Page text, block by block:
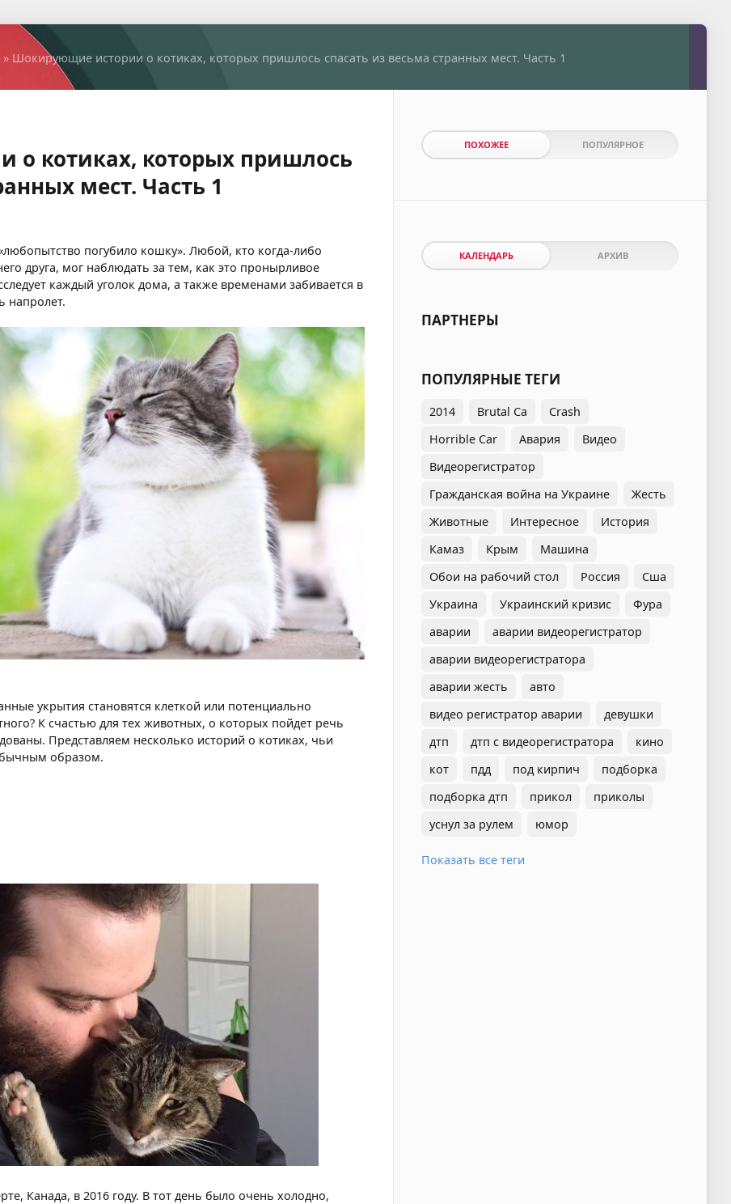
» Шокирующие истории о котиках, которых пришлось спасать из весьма странных мест. Часть 1
котиках, которых пришлось
мест. Часть 1
погубило кошку». Любой, кто когда-либо
друга, мог наблюдать за тем, как это пронырливое
каждый уголок дома, а также временами забивается в
напролет.
укрытия становятся клеткой или потенциально
К счастью для тех животных, о которых пойдет речь
Представляем несколько историй о котиках, чьи
образом.
Канада, в 2016 году. В тот день было очень холодно,
ПОХОЖЕЕ ПОПУЛЯРНОЕ
КАЛЕНДАРЬ АРХИВ
ПАРТНЕРЫ
ПОПУЛЯРНЫЕ ТЕГИ
2014 Brutal Ca
Crash
Horrible Car
Авария
Видео
Видеорегистратор
Гражданская война на Украине
Жесть
Животные
Интересное
История
Камаз
Крым
Машина
Обои на рабочий стол
Россия
Сша
Украина
Украинский кризис
Фура
аварии
аварии видеорегистратор
аварии видеорегистратора
аварии жесть
авто
видео регистратор аварии
девушки
дтп
дтп с видеорегистратора
кино
кот
пдд под кирпич
подборка
подборка дтп
прикол
приколы
уснул за рулем
юмор
Показать все теги